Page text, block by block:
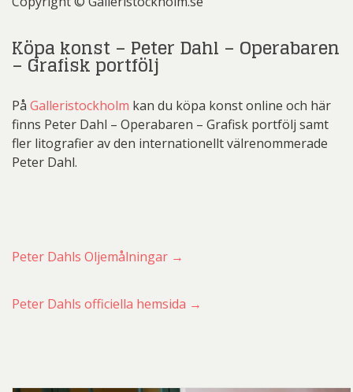
Köpa konst – Peter Dahl – Operabaren
– Grafisk portfölj
På Galleristockholm kan du köpa konst online och här
finns Peter Dahl – Operabaren – Grafisk portfölj samt
fler litografier av den internationellt välrenommerade
Peter Dahl.
Peter Dahls Oljemålningar →
Peter Dahls officiella hemsida →